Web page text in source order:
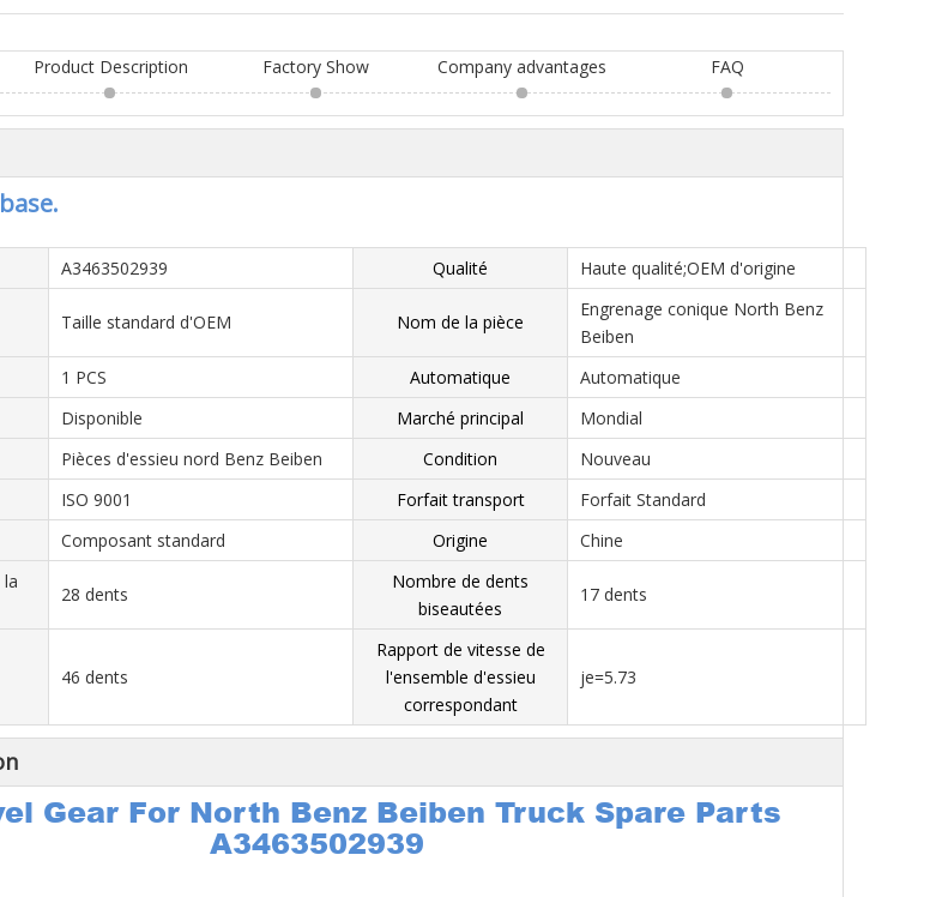
Product Description Factory Show Company advantages FAQ
A3463502939 Qualité Haute qualité;OEM d'origine
Taille standard d'OEM Nom de la pièce
Engrenage conique North Benz
Beiben
1 PCS Automatique
Automatique
Disponible Marché principal
Mondial
Pièces d'essieu nord Benz Beiben Condition
Nouveau
ISO 9001 Forfait transport
Forfait Standard
Composant standard Origine
Chine
28 dents
Nombre de dents
biseautées
17 dents
46 dents
Rapport de vitesse de
l'ensemble d'essieu
correspondant
je=5.73
Gear For North Benz Beiben Truck Spare Parts
A3463502939